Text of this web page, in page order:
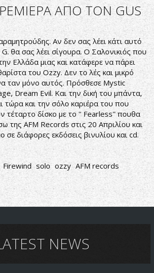
ΑΠΟ ΤΟΝ GUS
Αν δεν σας λέει κάτι αυτό
θα σας λέει σίγουρα. Ο Σαλονικιός που
Ελλάδα μιας και κατάφερε να πάρει
του Ozzy. Δεν το λές και μικρό
ταν μόνο αυτός. Πρόσθεσε Mystic
Dream Evil. Και την δική του μπάντα,
τώρα και την σόλο καριέρα του που
τέταρτο δίσκο με το '' Fearless'' πουθα
της AFM Records στις 20 Απριλίου και
σε διάφορες εκδόσεις βινυλίου και cd.
Firewind solo ozzy AFM records
NEWS